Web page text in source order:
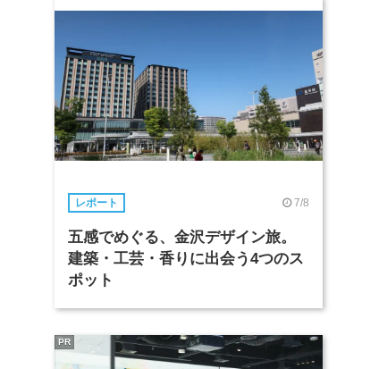
レポート 7/8
五感でめぐる、金沢デザイン旅。
建築・工芸・香りに出会う4つのス
ポット
PR